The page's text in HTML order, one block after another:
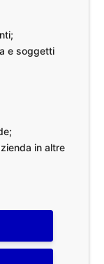
e soggetti
in altre